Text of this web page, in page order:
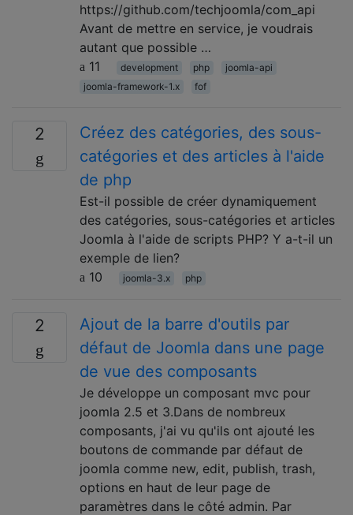
https://github.com/techjoomla/com_api
Avant de mettre en service, je voudrais
autant que possible …
11
development php
joomla-api
joomla-framework-1.x
fof
2
Créez des catégories, des sous-
catégories et des articles à l'aide
de php
Est-il possible de créer dynamiquement
des catégories, sous-catégories et articles
Joomla à l'aide de scripts PHP? Y a-t-il un
exemple de lien?
10
joomla-3.x php
2
Ajout de la barre d'outils par
défaut de Joomla dans une page
de vue des composants
Je développe un composant mvc pour
joomla 2.5 et 3.Dans de nombreux
composants, j'ai vu qu'ils ont ajouté les
boutons de commande par défaut de
joomla comme new, edit, publish, trash,
options en haut de leur page de
paramètres dans le côté admin. Par